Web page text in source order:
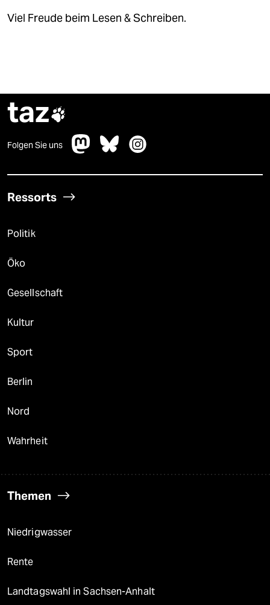
Viel Freude beim Lesen & Schreiben.
taz
Folgen Sie uns
Ressorts
Politik
Öko
Gesellschaft
Kultur
Sport
Berlin
Nord
Wahrheit
Themen
Niedrigwasser
Rente
Landtagswahl in Sachsen-Anhalt